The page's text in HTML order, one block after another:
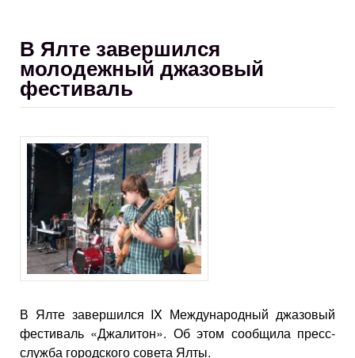
В Ялте завершился
молодежный джазовый
фестиваль
В Ялте завершился IX Международный джазовый
фестиваль «Джалитон». Об этом сообщила пресс-
служба городского совета Ялты.